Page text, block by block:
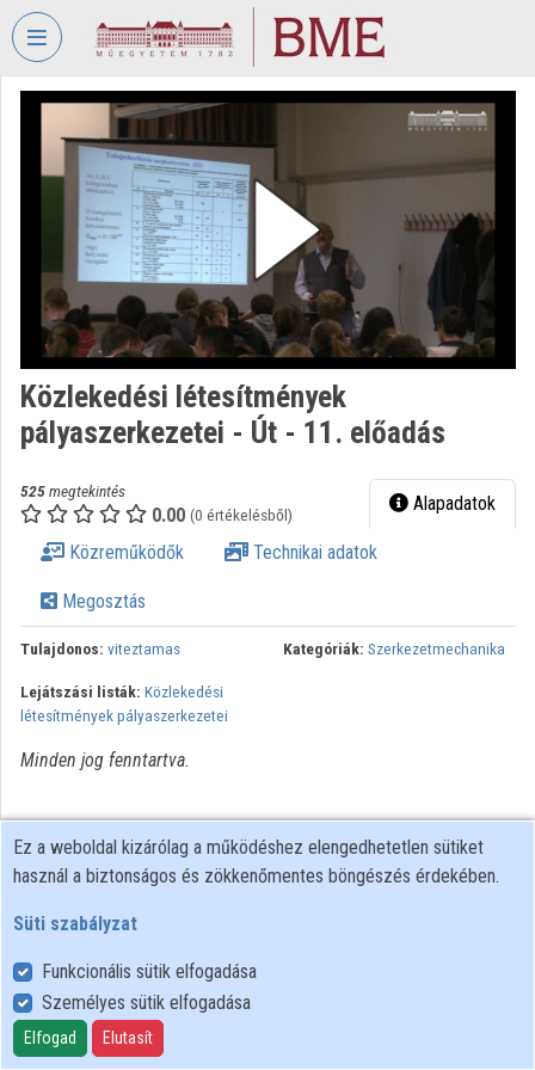
Fejléc kihagyása Menü kihagyása Tartalom kihagyása
VIDEOTORIUM
BUDAPESTI
GAZDASÁGTUDOMÁNYI
EGYETEM
Intézményi kezdőlap
Intézményi felfedezés
Kategóriák
Közlekedési létesítmények
pályaszerkezetei - Út - 11. előadás
525megtekintés
0.00 (0 értékelésből) Alapadatok
Közreműködők Technikai adatok
Megosztás
Tulajdonos: viteztamas Kategóriák: Szerkezetmechanika
Lejátszási listák: Közlekedési
létesítmények pályaszerkezetei
Minden jog fenntartva.
Felhasználói szabályzat
Adatkezelési tájékoztató
Süti szabályzat
Ez a weboldal kizárólag a működéshez elengedhetetlen sütiket
használ a biztonságos és zökkenőmentes böngészés érdekében.
Süti szabályzat
Funkcionális sütik elfogadása
Személyes sütik elfogadása
Elfogad Elutasít